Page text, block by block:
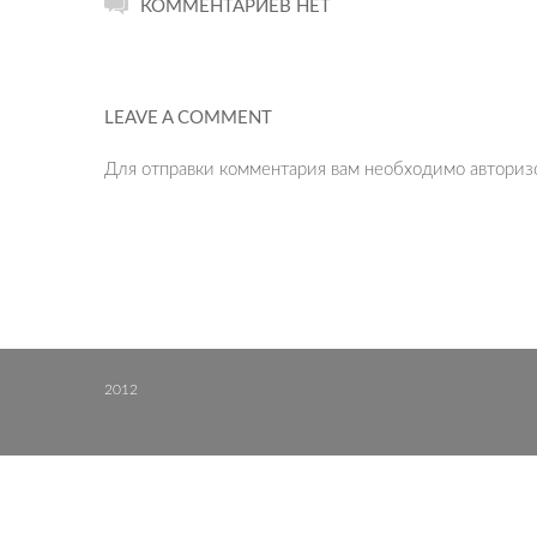
КОММЕНТАРИЕВ НЕТ
LEAVE A COMMENT
Для отправки комментария вам необходимо
2012